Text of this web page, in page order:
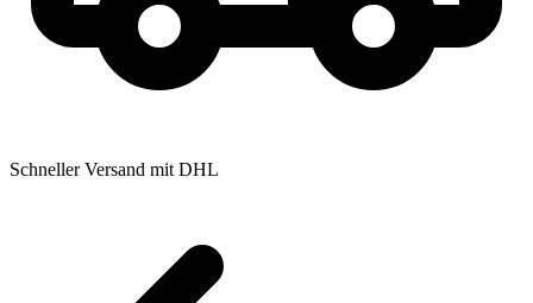
Schneller Versand mit DHL